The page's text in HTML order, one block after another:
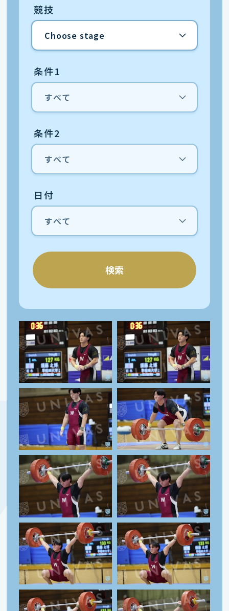
競技
条件1
条件2
日付
検索